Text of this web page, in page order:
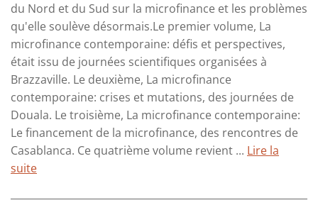
du Nord et du Sud sur la microfinance et les problèmes
qu'elle soulève désormais.Le premier volume, La
microfinance contemporaine: défis et perspectives,
était issu de journées scientifiques organisées à
Brazzaville. Le deuxième, La microfinance
contemporaine: crises et mutations, des journées de
Douala. Le troisième, La microfinance contemporaine:
Le financement de la microfinance, des rencontres de
Casablanca. Ce quatrième volume revient ... Lire la
suite